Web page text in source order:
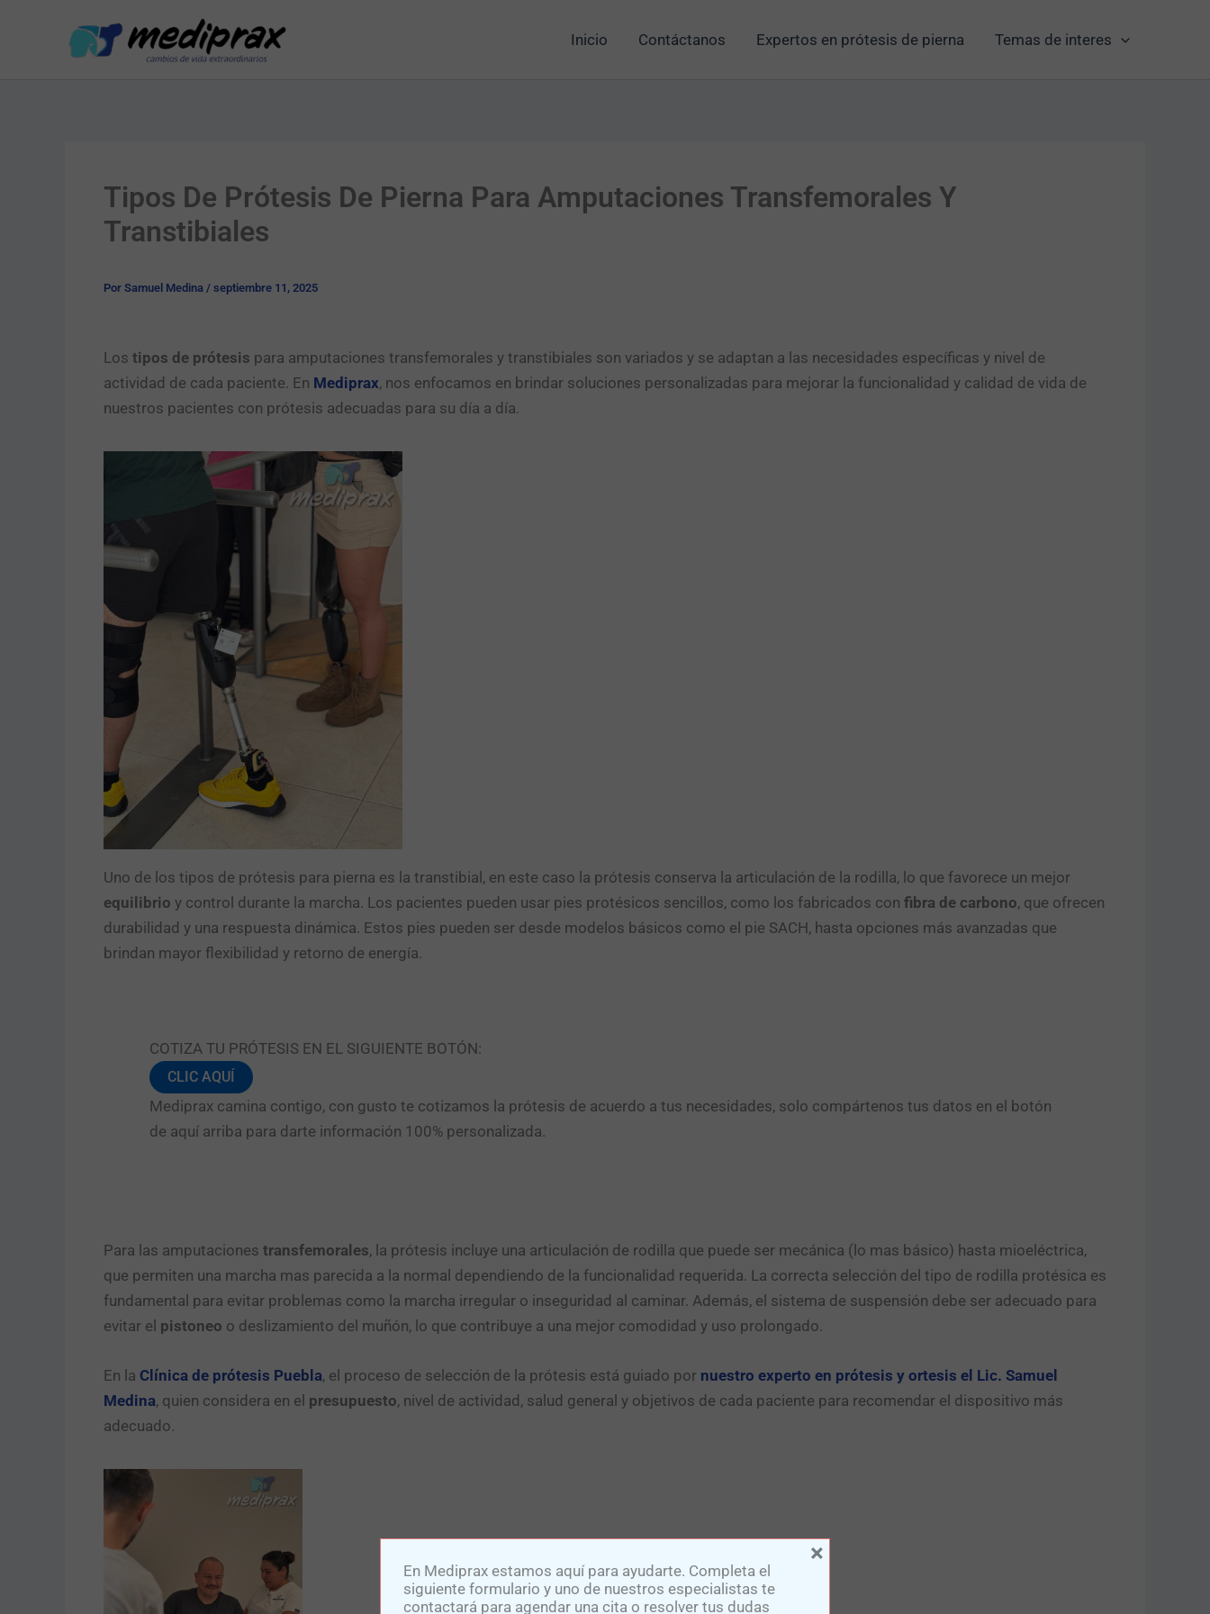
Inicio Contáctanos Expertos en prótesis de pierna Temas de interes
Tipos De Prótesis De Pierna Para Amputaciones Transfemorales Y
Transtibiales
Por Samuel Medina / septiembre 11, 2025
Los tipos de prótesis para amputaciones transfemorales y transtibiales son variados y se adaptan a las necesidades específicas y nivel de
actividad de cada paciente. En Mediprax, nos enfocamos en brindar soluciones personalizadas para mejorar la funcionalidad y calidad de vida de
nuestros pacientes con prótesis adecuadas para su día a día.
Uno de los tipos de prótesis para pierna es la transtibial, en este caso la prótesis conserva la articulación de la rodilla, lo que favorece un mejor
equilibrio y control durante la marcha. Los pacientes pueden usar pies protésicos sencillos, como los fabricados con fibra de carbono, que ofrecen
durabilidad y una respuesta dinámica. Estos pies pueden ser desde modelos básicos como el pie SACH, hasta opciones más avanzadas que
brindan mayor flexibilidad y retorno de energía.
COTIZA TU PRÓTESIS EN EL SIGUIENTE BOTÓN:
CLIC AQUÍ
Mediprax camina contigo, con gusto te cotizamos la prótesis de acuerdo a tus necesidades, solo compártenos tus datos en el botón
de aquí arriba para darte información 100% personalizada.
Para las amputaciones transfemorales, la prótesis incluye una articulación de rodilla que puede ser mecánica (lo mas básico) hasta mioeléctrica,
que permiten una marcha mas parecida a la normal dependiendo de la funcionalidad requerida. La correcta selección del tipo de rodilla protésica es
fundamental para evitar problemas como la marcha irregular o inseguridad al caminar. Además, el sistema de suspensión debe ser adecuado para
evitar el pistoneo o deslizamiento del muñón, lo que contribuye a una mejor comodidad y uso prolongado.
En la Clínica de prótesis Puebla, el proceso de selección de la prótesis está guiado por nuestro experto en prótesis y ortesis el Lic. Samuel
Medina, quien considera en el presupuesto, nivel de actividad, salud general y objetivos de cada paciente para recomendar el dispositivo más
adecuado.
En Mediprax estamos aquí para ayudarte. Completa el
siguiente formulario y uno de nuestros especialistas te
contactará para agendar una cita o resolver tus dudas
×